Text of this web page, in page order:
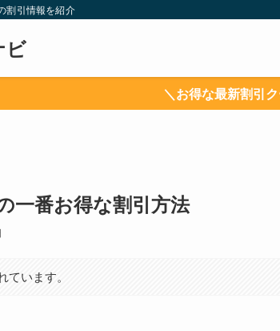
割引情報を紹介
ビ
＼お得な最新割引
一番お得な割引方法
います。